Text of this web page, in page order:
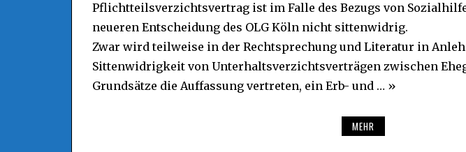
Pflichtteilsverzichtsvertrag ist im Falle des Bezugs von
neueren Entscheidung des OLG Köln nicht sittenwidrig.
Zwar wird teilweise in der Rechtsprechung und Literatur in
Sittenwidrigkeit von Unterhaltsverzichtsverträgen zwischen
Grundsätze die Auffassung vertreten, ein Erb- und … »
MEHR